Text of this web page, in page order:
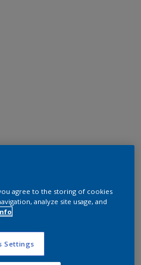
agree to the storing of cookies
analyze site usage, and
Settings